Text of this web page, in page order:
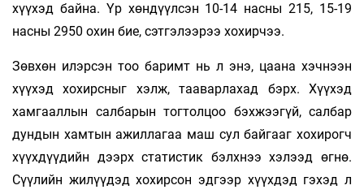
хүүхэд байна. Үр хөндүүлсэн 10-14 насны 215, 15-19
насны 2950 охин бие, сэтгэлээрээ хохирчээ.
Зөвхөн илэрсэн тоо баримт нь л энэ, цаана хэчнээн
хүүхэд хохирсныг хэлж, тааварлахад бэрх. Хүүхэд
хамгааллын салбарын тогтолцоо бэхжээгүй, салбар
дундын хамтын ажиллагаа маш сул байгааг хохирогч
хүүхдүүдийн дээрх статистик бэлхнээ хэлээд өгнө.
Сүүлийн жилүүдэд хохирсон эдгээр хүүхдэд гэхэд л